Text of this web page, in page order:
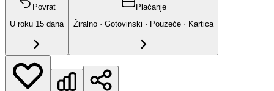
Povrat
U roku 15 dana
Plaćanje
Žiralno · Gotovinski · Pouzeće · Kartica